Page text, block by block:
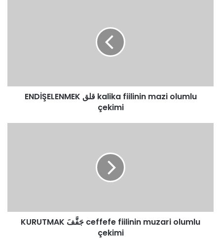
ENDİŞELENMEK قلق kalika fiilinin mazi olumlu
çekimi
KURUTMAK جَفَّفَ ceffefe fiilinin muzari olumlu
çekimi